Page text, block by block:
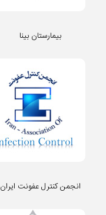
بیمارستان بینا
انجمن کنترل عفونت ایران